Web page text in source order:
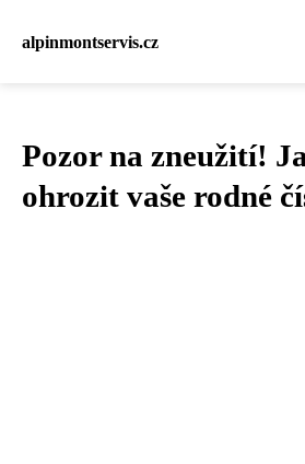
alpinmontservis.cz
Pozor na zneužití!
ohrozit vaše rodné